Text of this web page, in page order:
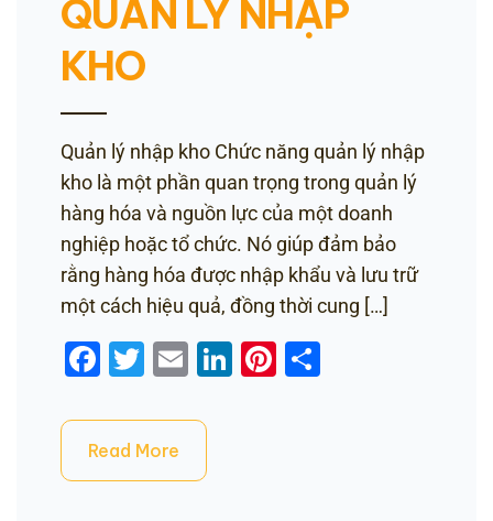
QUẢN LÝ NHẬP
KHO
Quản lý nhập kho Chức năng quản lý nhập
kho là một phần quan trọng trong quản lý
hàng hóa và nguồn lực của một doanh
nghiệp hoặc tổ chức. Nó giúp đảm bảo
rằng hàng hóa được nhập khẩu và lưu trữ
một cách hiệu quả, đồng thời cung […]
Facebook
Twitter
EmailLinkedIn
Pinterest
Read More